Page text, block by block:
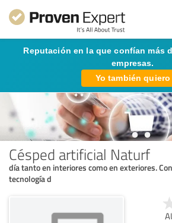
Reputación en la que confían más
empresas.
Yo también quiero
Césped artificial Naturf
día tanto en interiores como en exteriores.
tecnología d